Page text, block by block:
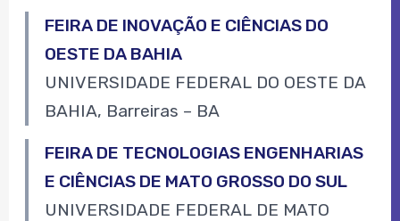
FEIRA DE INOVAÇÃO E CIÊNCIAS DO
OESTE DA BAHIA
UNIVERSIDADE FEDERAL DO OESTE DA
BAHIA, Barreiras – BA
FEIRA DE TECNOLOGIAS ENGENHARIAS
E CIÊNCIAS DE MATO GROSSO DO SUL
UNIVERSIDADE FEDERAL DE MATO